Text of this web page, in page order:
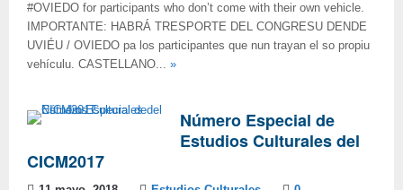
#OVIEDO for participants who don’t come with their own vehicle.
IMPORTANTE: HABRÁ TRESPORTE DEL CONGRESU DENDE
UVIÉU / OVIEDO pa los participantes que nun trayan el so propiu
vehículu. CASTELLANO... »
Número Especial de
Estudios Culturales del
CICM2017